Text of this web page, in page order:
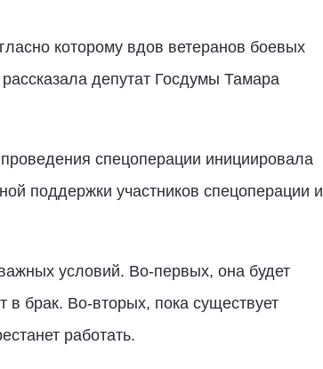
которому вдов ветеранов боевых
депутат Госдумы Тамара
спецоперации инициировала
поддержки участников спецоперации и
условий. Во-первых, она будет
в брак. Во-вторых, пока существует
работать.